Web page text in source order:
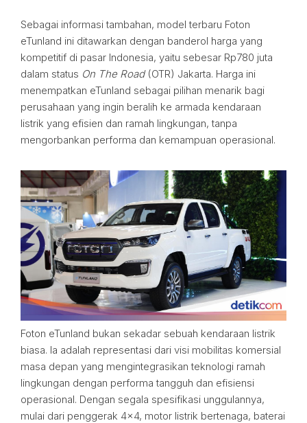
Sebagai informasi tambahan, model terbaru Foton
eTunland ini ditawarkan dengan banderol harga yang
kompetitif di pasar Indonesia, yaitu sebesar Rp780 juta
dalam status On The Road(OTR) Jakarta. Harga ini
menempatkan eTunland sebagai pilihan menarik bagi
perusahaan yang ingin beralih ke armada kendaraan
listrik yang efisien dan ramah lingkungan, tanpa
mengorbankan performa dan kemampuan operasional.
Foton eTunland bukan sekadar sebuah kendaraan listrik
biasa. Ia adalah representasi dari visi mobilitas komersial
masa depan yang mengintegrasikan teknologi ramah
lingkungan dengan performa tangguh dan efisiensi
operasional. Dengan segala spesifikasi unggulannya,
mulai dari penggerak 4×4, motor listrik bertenaga, baterai